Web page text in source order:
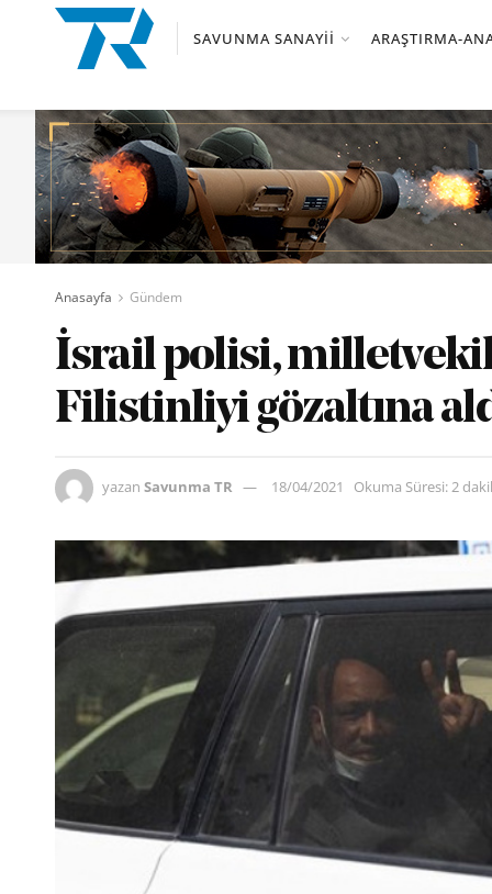
SAVUNMA SANAYII ARAŞTIRMA-
Anasayfa Gündem
İsrail polisi,
Filistinliyi gözaltına
yazan Savunma TR 18/04/2021 Okuma Süresi: 2